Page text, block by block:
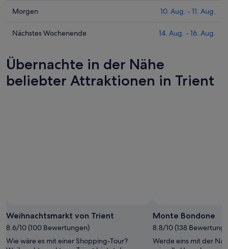
Preise
Trient
9.
Aug.
-
Prüfe
Preise
Trient
morgen
Nacht,
10.
Morgen 10. Aug. - 11. Aug.
Prüfe
Preise
für
Trient
am
Nächstes Wochenende 14. Aug. - 16. Aug.
Übernachte in der Nähe
beliebter Attraktionen in Trient
Weihnachtsmarkt von Trient
8.6/10 (100 Bewertungen)
Wie wäre es mit einer Shopping-Tour?
Monte Bondone
8.8/10 (138
Werde eins mit der